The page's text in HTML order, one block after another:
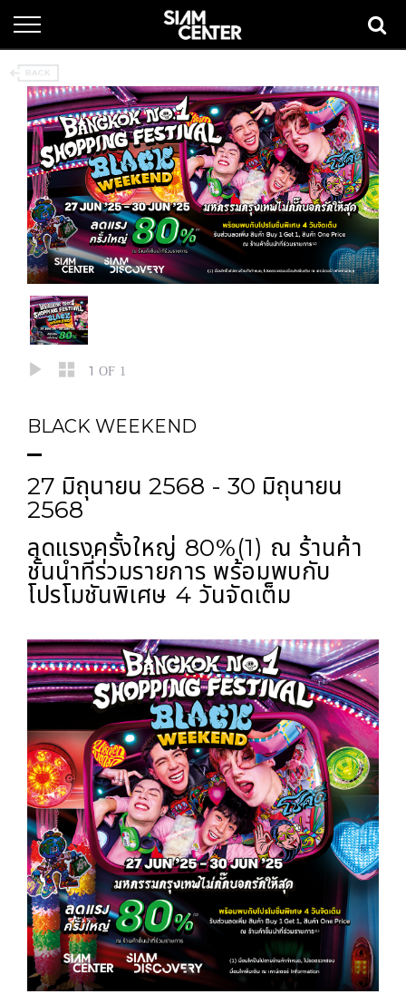
1 OF 1
BLACK WEEKEND
27 มิถุนายน 2568 - 30 มิถุนายน
2568
ลดแรงครั้งใหญ่ 80%(1) ณ ร้านค้า
ชั้นนำที่ร่วมรายการ พร้อมพบกับ
โปรโมชันพิเศษ 4 วันจัดเต็ม